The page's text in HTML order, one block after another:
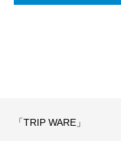
「TRIP WARE」